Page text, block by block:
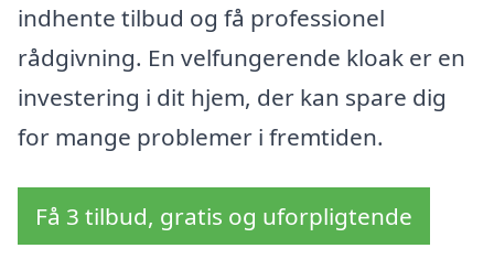
indhente tilbud og få professionel
rådgivning. En velfungerende kloak er en
investering i dit hjem, der kan spare dig
for mange problemer i fremtiden.
Få 3 tilbud, gratis og uforpligtende